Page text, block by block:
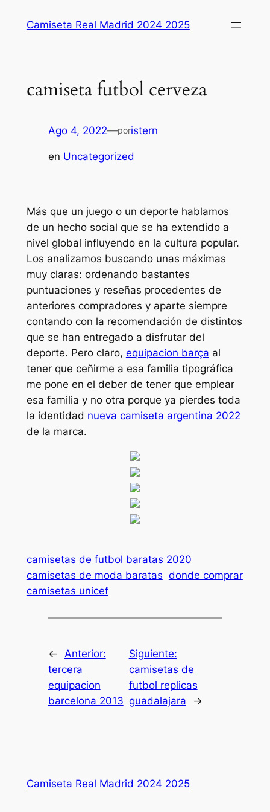
Camiseta Real Madrid 2024 2025
camiseta futbol cerveza
Ago 4, 2022—poristern
en Uncategorized
Más que un juego o un deporte hablamos
de un hecho social que se ha extendido a
nivel global influyendo en la cultura popular.
Los analizamos buscando unas máximas
muy claras: ordenando bastantes
puntuaciones y reseñas procedentes de
anteriores compradores y aparte siempre
contando con la recomendación de distintos
que se han entregado a disfrutar del
deporte. Pero claro, equipacion barça al
tener que ceñirme a esa familia tipográfica
me pone en el deber de tener que emplear
esa familia y no otra porque ya pierdes toda
la identidad nueva camiseta argentina 2022
de la marca.
camisetas de futbol baratas 2020
camisetas de moda baratas donde comprar
camisetas unicef
←
Anterior:
tercera
equipacion
barcelona 2013
Siguiente:
camisetas de
futbol replicas
guadalajara
→
Camiseta Real Madrid 2024 2025